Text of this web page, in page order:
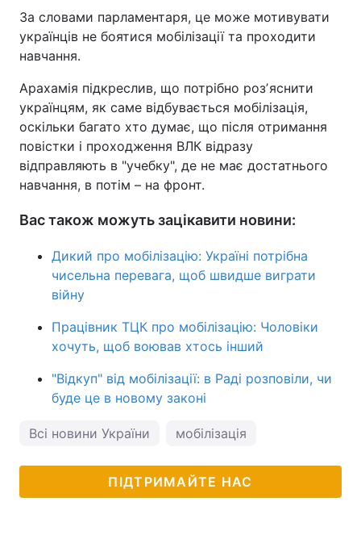
За словами парламентаря, це може мотивувати
українців не боятися мобілізації та проходити
навчання.
Арахамія підкреслив, що потрібно розʼяснити
українцям, як саме відбувається мобілізація,
оскільки багато хто думає, що після отримання
повістки і проходження ВЛК відразу
відправляють в "учебку", де не має достатнього
навчання, в потім – на фронт.
Вас також можуть зацікавити новини:
Дикий про мобілізацію: Україні потрібна
чисельна перевага, щоб швидше виграти
війну
Працівник ТЦК про мобілізацію: Чоловіки
хочуть, щоб воював хтось інший
"Відкуп" від мобілізації: в Раді розповіли, чи
буде це в новому законі
Всі новини України мобілізація
ПІДТРИМАЙТЕ НАС